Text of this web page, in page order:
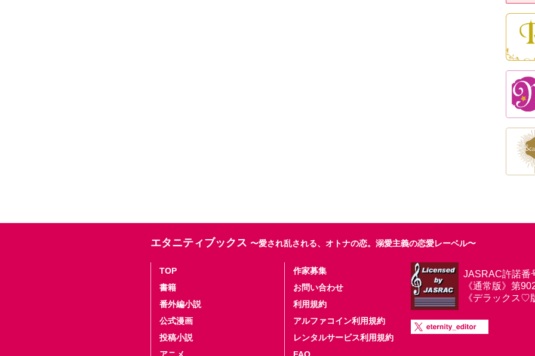
エタニティブックス 〜愛され乱される、オトナの恋。溺愛主義の恋愛レーベル〜
TOP
書籍
番外編小説
公式漫画
投稿小説
作家募集
お問い合わせ
利用規約
アルファコイン利用規約
レンタルサービス利用規約
JASRAC許諾番
《通常版》第
《デラックス♡